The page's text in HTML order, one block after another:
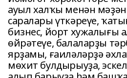
ауыл халҡы менән
саралары үткәреүе,
бизнес, йорт хужалығы
өйрәтеүе, балаларҙы
ярҙамы, ғаиләләрҙә
мөхит булдырыуҙа,